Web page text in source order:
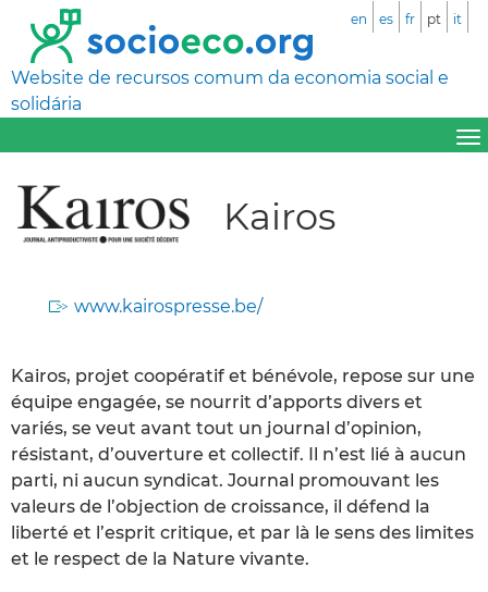
Website de recursos comum da economia social e
solidária
en es fr pt it
Kairos
www.kairospresse.be/
Kairos, projet coopératif et bénévole, repose sur une
équipe engagée, se nourrit d’apports divers et
variés, se veut avant tout un journal d’opinion,
résistant, d’ouverture et collectif. Il n’est lié à aucun
parti, ni aucun syndicat. Journal promouvant les
valeurs de l’objection de croissance, il défend la
liberté et l’esprit critique, et par là le sens des limites
et le respect de la Nature vivante.